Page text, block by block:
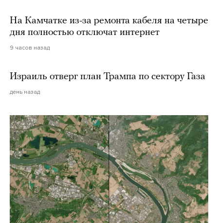
На Камчатке из-за ремонта кабеля на четыре
дня полностью отключат интернет
9 часов назад
Израиль отверг план Трампа по сектору Газа
день назад